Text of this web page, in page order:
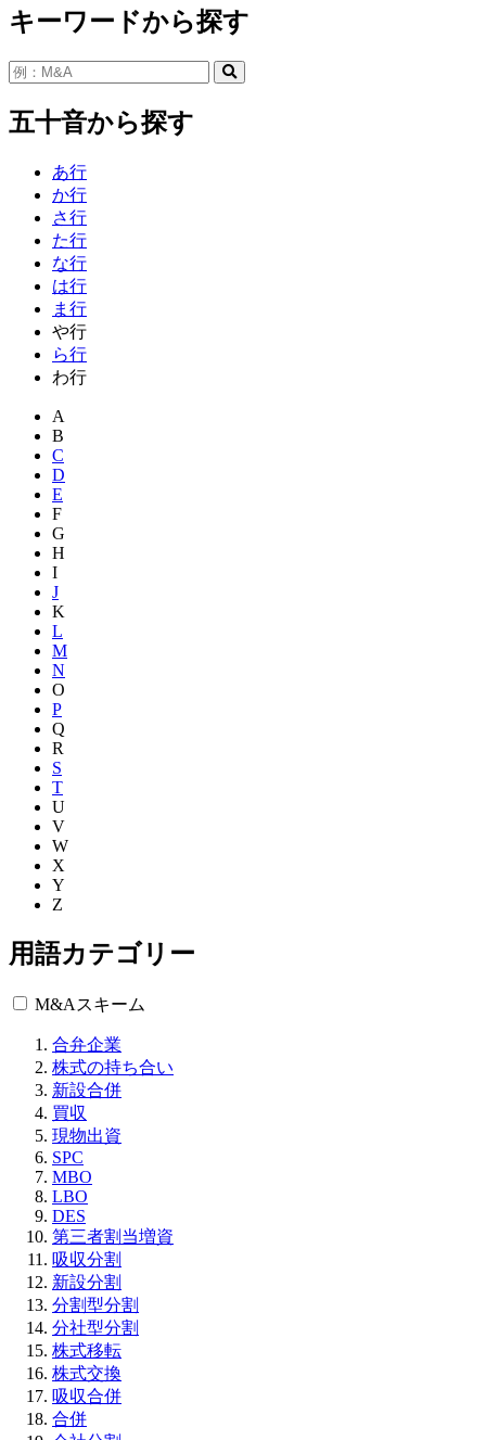
キーワードから探す
五十音から探す
あ行
か行
さ行
た行
な行
は行
ま行
や行
ら行
わ行
A
B
C
D
E
F
G
H
I
J
K
L
M
N
O
P
Q
R
S
T
U
V
W
X
Y
Z
用語カテゴリー
M&Aスキーム
合弁企業
株式の持ち合い
新設合併
買収
現物出資
SPC
MBO
LBO
DES
第三者割当増資
吸収分割
新設分割
分割型分割
分社型分割
株式移転
株式交換
吸収合併
合併